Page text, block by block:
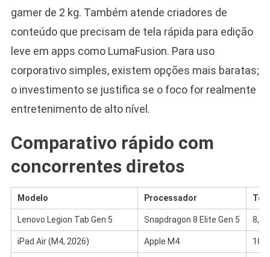
gamer de 2 kg. Também atende criadores de
conteúdo que precisam de tela rápida para edição
leve em apps como LumaFusion. Para uso
corporativo simples, existem opções mais baratas;
o investimento se justifica se o foco for realmente
entretenimento de alto nível.
Comparativo rápido com
concorrentes diretos
Modelo Processador Tela
Lenovo Legion Tab Gen 5 Snapdragon 8 Elite Gen 5 8,8″
iPad Air (M4, 2026) Apple M4